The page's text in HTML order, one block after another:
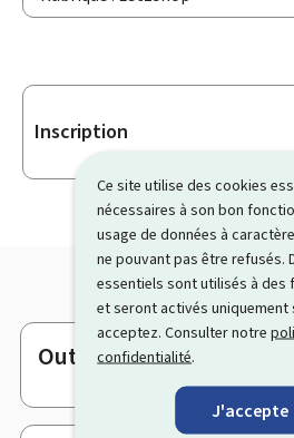
Ce site utilise des cookies
nécessaires à son bon
usage de données à
ne pouvant pas être refusés.
essentiels sont utilisés à des
et seront activés uniquement
acceptez. Consulter notre
confidentialité.
J'accepte
Sous-
rubriques
Inscription
Pied
de
page
Outils